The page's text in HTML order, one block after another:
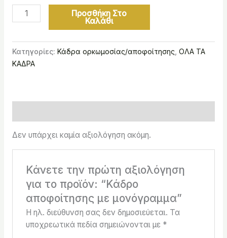
Προσθήκη Στο
Καλάθι
Κατηγορίες: Κάδρα ορκωμοσίας/αποφοίτησης ΟΛΑ ΤΑ
ΚΑΔΡΑ
Δεν υπάρχει καμία αξιολόγηση ακόμη.
Κάνετε την πρώτη αξιολόγηση
για το προϊόν: “Κάδρο
αποφοίτησης με μονόγραμμα”
Η ηλ. διεύθυνση σας δεν δημοσιεύεται. Τα
υποχρεωτικά πεδία σημειώνονται με *